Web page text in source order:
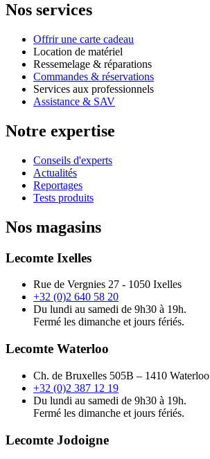
Nos services
Offrir une carte cadeau
Location de matériel
Ressemelage & réparations
Commandes & réservations
Services aux professionnels
Assistance & SAV
Notre expertise
Conseils d'experts
Actualités
Reportages
Tests produits
Nos magasins
Lecomte Ixelles
Rue de Vergnies 27 - 1050 Ixelles
+32 (0)2 640 58 20
Du lundi au samedi de 9h30 à 19h.
Fermé les dimanche et jours fériés.
Lecomte Waterloo
Ch. de Bruxelles 505B – 1410 Waterloo
+32 (0)2 387 12 19
Du lundi au samedi de 9h30 à 19h.
Fermé les dimanche et jours fériés.
Lecomte Jodoigne